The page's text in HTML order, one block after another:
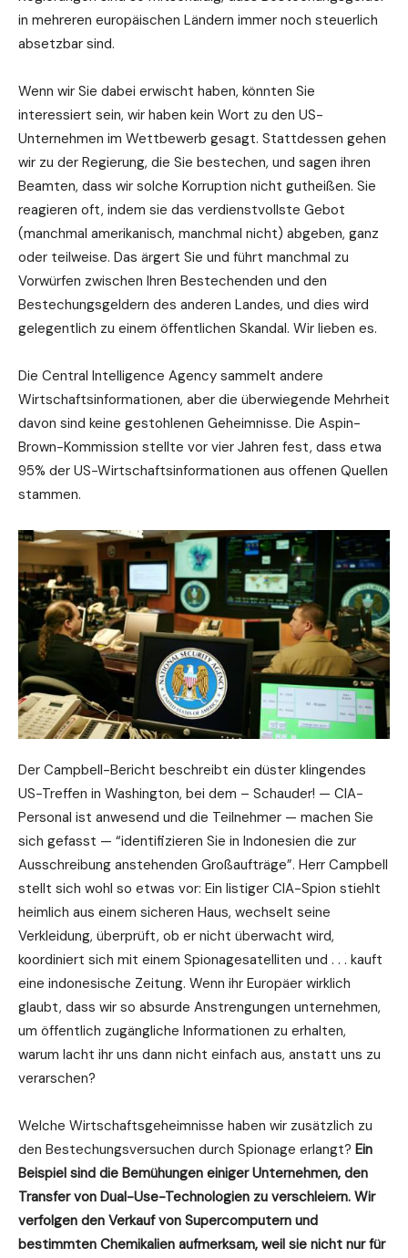
in mehreren europäischen Ländern immer noch steuerlich
absetzbar sind.
Wenn wir Sie dabei erwischt haben, könnten Sie
interessiert sein, wir haben kein Wort zu den US-
Unternehmen im Wettbewerb gesagt. Stattdessen gehen
wir zu der Regierung, die Sie bestechen, und sagen ihren
Beamten, dass wir solche Korruption nicht gutheißen. Sie
reagieren oft, indem sie das verdienstvollste Gebot
(manchmal amerikanisch, manchmal nicht) abgeben, ganz
oder teilweise. Das ärgert Sie und führt manchmal zu
Vorwürfen zwischen Ihren Bestechenden und den
Bestechungsgeldern des anderen Landes, und dies wird
gelegentlich zu einem öffentlichen Skandal. Wir lieben es.
Die Central Intelligence Agency sammelt andere
Wirtschaftsinformationen, aber die überwiegende Mehrheit
davon sind keine gestohlenen Geheimnisse. Die Aspin-
Brown-Kommission stellte vor vier Jahren fest, dass etwa
95% der US-Wirtschaftsinformationen aus offenen Quellen
stammen.
Der Campbell-Bericht beschreibt ein düster klingendes
US-Treffen in Washington, bei dem – Schauder! — CIA-
Personal ist anwesend und die Teilnehmer — machen Sie
sich gefasst — “identifizieren Sie in Indonesien die zur
Ausschreibung anstehenden Großaufträge”. Herr Campbell
stellt sich wohl so etwas vor: Ein listiger CIA-Spion stiehlt
heimlich aus einem sicheren Haus, wechselt seine
Verkleidung, überprüft, ob er nicht überwacht wird,
koordiniert sich mit einem Spionagesatelliten und . . . kauft
eine indonesische Zeitung. Wenn ihr Europäer wirklich
glaubt, dass wir so absurde Anstrengungen unternehmen,
um öffentlich zugängliche Informationen zu erhalten,
warum lacht ihr uns dann nicht einfach aus, anstatt uns zu
verarschen?
Welche Wirtschaftsgeheimnisse haben wir zusätzlich zu
den Bestechungsversuchen durch Spionage erlangt? Ein
Beispiel sind die Bemühungen einiger Unternehmen, den
Transfer von Dual-Use-Technologien zu verschleiern. Wir
verfolgen den Verkauf von Supercomputern und
bestimmten Chemikalien aufmerksam, weil sie nicht nur für